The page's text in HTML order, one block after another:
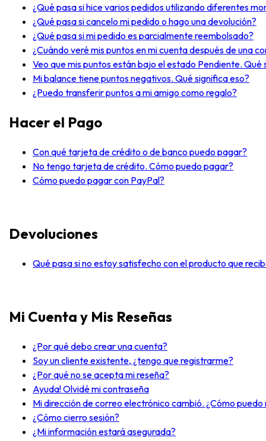
¿Qué pasa si hice varios pedidos utilizando diferentes
¿Qué pasa si cancelo mi pedido o hago una devolución?
¿Qué pasa si mi pedido es parcialmente reembolsado?
¿Cuándo veré mis puntos en mi cuenta después de una
Veo que mis puntos están bajo el estado Pendiente. Qué
Mi balance tiene puntos negativos. Qué significa eso?
¿Puedo transferir puntos a mi amigo como regalo?
Hacer el Pago
Con qué tarjeta de crédito o de banco puedo pagar?
No tengo tarjeta de crédito. Cómo puedo pagar?
Cómo puedo pagar con PayPal?
Devoluciones
Qué pasa si no estoy satisfecho con el producto que
Mi Cuenta y Mis Reseñas
¿Por qué debo crear una cuenta?
Soy un cliente existente, ¿tengo que registrarme?
¿Por qué no se acepta mi reseña?
Ayuda! Olvidé mi contraseña
Mi dirección de correo electrónico cambió. ¿Cómo
¿Cómo cierro sesión?
¿Mi información estará asegurada?